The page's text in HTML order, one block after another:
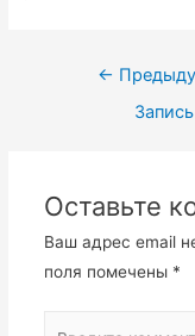
←
Запись
Оставьте
Ваш адрес email
поля помечены *